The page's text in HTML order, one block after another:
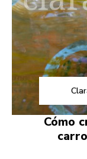
Cómo